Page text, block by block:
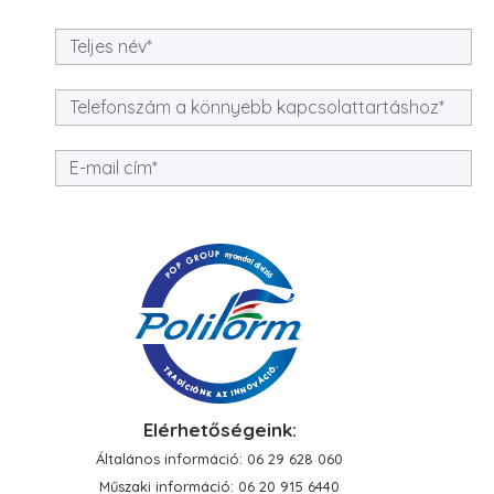
Adatkezelési tájékoztatót
KÜLDÉS
Elérhetőségeink:
Általános információ: 06 29 628 060
Műszaki információ: 06 20 915 6440